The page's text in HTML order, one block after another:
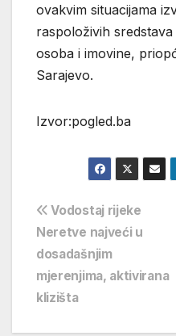
ovakvim situacijama
raspoloživih
osoba i imovine,
Sarajevo.
Izvor:pogled.ba
Navigacija
objava
Vodostaj rijeke
Neretve najveći u
dosadašnjim
mjerenjima, aktivirana
klizišta